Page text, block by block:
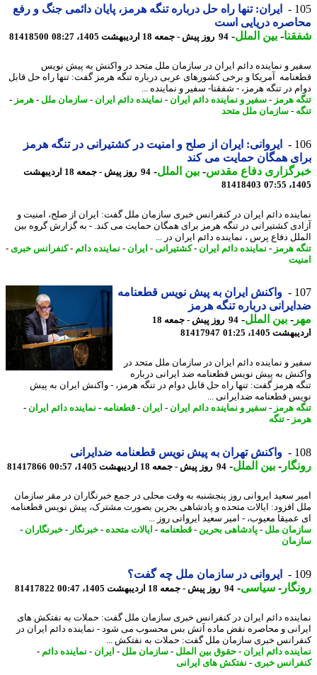
ایران: تنها راه حل درباره تنگه هرمز، پایان دائمی جنگ و رفع
دریایی است
-بین الملل-94 روز پیش - جمعه 18 اردیبهشت 1405، 08:27 81418500
و نماینده دائم ایران در سازمان ملل متحد در واکنش به پیش نویس
آمریکا و برخی کشورهای عربی درباره تنگه هرمز گفت: تنها راه حل قابل
در تنگه هرمز، - شفقنا- سفیر و نماینده ...
هرمز- سفیر و نماینده دائم ایران - نماینده دائم ایران - سازمان ملل -هرمز-
-سازمان ملل متحد
ایروانی: ایران از صلح و امنیت در کشتیرانی در تنگه هرمز
همگان حمایت می کند
دفاع مقدس-بین الملل-
94 روز پیش - جمعه 18 اردیبهشت
81418403
دائم ایران در کنفرانس خبری سازمان ملل گفت: ایران از صلح، امنیت و
کشتیرانی در تنگه هرمز برای همگان حمایت می کند. - به گزارش گروه بین
دفاع پرس ، نماینده دائم ایران در ...
هرمز- نماینده دائم ایران - کشتیرانی- ایران - نماینده دائم - کنفرانس خبری-
واکنش ایران به پیش نویس قطعنامه
درباره تنگه هرمز
-بین الملل-
94 روز پیش - جمعه 18
1405، 01:25
81417947
و نماینده دائم ایران در سازمان ملل متحد در
به پیش نویس قطعنامه ضد ایرانی درباره
هرمز گفت: تنها راه حل قابل دوام در تنگه هرمز، - واکنش ایران به پیش
قطعنامه ضدایرانی ...
هرمز- سفیر و نماینده دائم ایران - ایران - قطعنامه-نماینده دائم ایران -
- تنگه
واکنش تهران به پیش نویس قطعنامه ضدایرانی
-بین الملل-94 روز پیش - جمعه 18 اردیبهشت 1405، 00:57 81417866
سعید ایروانی روز پنجشنبه به وقت محلی در جمع خبرنگاران در مقر سازمان
افزود: ایالات متحده و پادشاهی بحرین بصورت مشترک، پیش نویس قطعنامه
معیوب، - امیر سعید ایروانی روز ...
ملل -پادشاهی بحرین- قطعنامه-ایالات متحده-خبرنگار -خبرنگاران-
ایروانی در سازمان ملل چه گفت؟
-سیاسی-94 روز پیش - جمعه 18 اردیبهشت 1405، 00:47 81417822
دائم ایران در کنفرانس خبری سازمان ملل گفت: حملات به نفتکش های
و محاصره نقض ماده آتش بس محسوب می شود - نماینده دائم ایران در
خبری سازمان ملل گفت: حملات به نفتکش ...
دائم ایران - حقوق بین الملل-سازمان ملل -ایران - نماینده دائم -
خبری- نفتکش های ایرانی